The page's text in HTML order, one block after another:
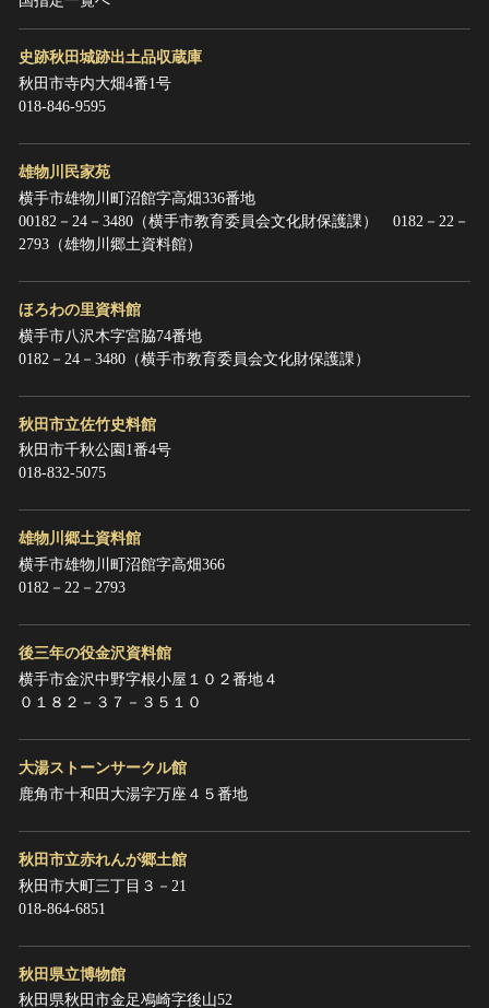
史跡秋田城跡出土品収蔵庫
秋田市寺内大畑4番1号
018-846-9595
雄物川民家苑
横手市雄物川町沼館字高畑336番地
00182－24－3480（横手市教育委員会文化財保護課） 0182－22－
2793（雄物川郷土資料館）
ほろわの里資料館
横手市八沢木字宮脇74番地
0182－24－3480（横手市教育委員会文化財保護課）
秋田市立佐竹史料館
秋田市千秋公園1番4号
018-832-5075
雄物川郷土資料館
横手市雄物川町沼館字高畑366
0182－22－2793
後三年の役金沢資料館
横手市金沢中野字根小屋１０２番地４
０１８２－３７－３５１０
大湯ストーンサークル館
鹿角市十和田大湯字万座４５番地
秋田市立赤れんが郷土館
秋田市大町三丁目３－21
018-864-6851
秋田県立博物館
秋田県秋田市金足鳰崎字後山52